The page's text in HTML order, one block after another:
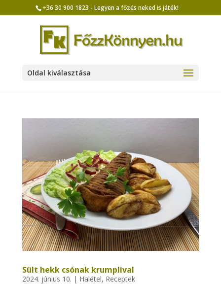
+36 30 900 1823 - Legyen a főzés neked is játék!
Oldal kiválasztása
Sült hekk csónak krumplival
2024. június 10. | Halétel, Receptek